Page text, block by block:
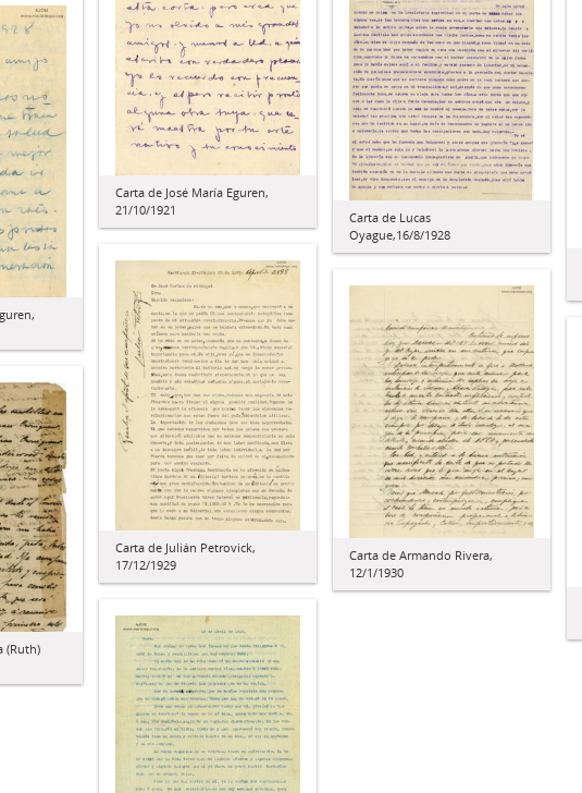
Carta de José María Eguren,
21/10/1921
Carta de Lucas
Oyague,16/8/1928
Carta de Julián Petrovick,
17/12/1929
Carta de Armando Rivera,
12/1/1930
(Ruth)